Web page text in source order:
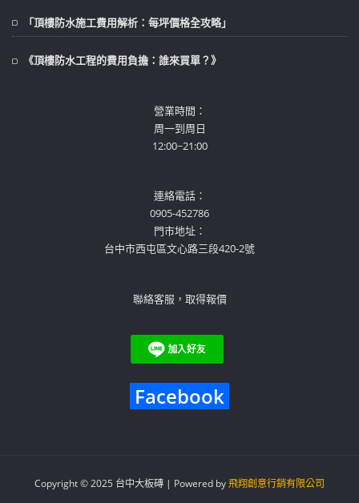
「頂樓防水施工費用解析：每坪價格全攻略」
《頂樓防水工程的費用負擔：誰來買單？》
營業時間：
周一到周日
12:00~21:00
連絡電話：
0905-452786
門市地址：
台中市西屯區文心路三段420-2號
聯絡客服，取得報價
Facebook
Copyright © 2025 台中大板磚 | Powered by飛翔創意行銷有限公司